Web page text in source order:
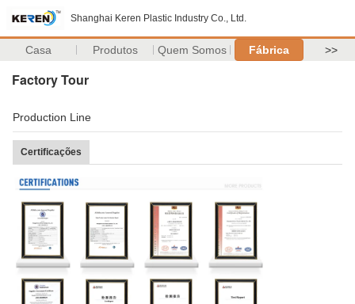
Shanghai Keren Plastic Industry Co., Ltd.
Casa Produtos Quem Somos Fábrica >>
Factory Tour
Production Line
Certificações